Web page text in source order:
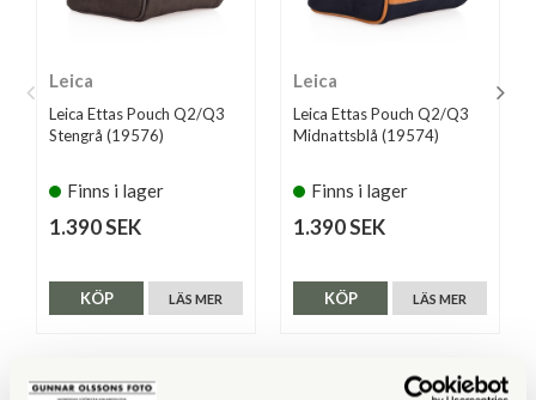
Leica
Leica Ettas Pouch Q2/Q3
Stengrå (19576)
Finns i lager
1.390 SEK
LÄS MER
KÖP
Leica
Leica Ettas Pouch Q2/Q3
Midnattsblå (19574)
Finns i lager
1.390 SEK
LÄS MER
KÖP